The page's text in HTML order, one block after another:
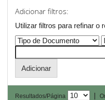
Adicionar filtros:
Utilizar filtros para refinar o
Resultados/Página |